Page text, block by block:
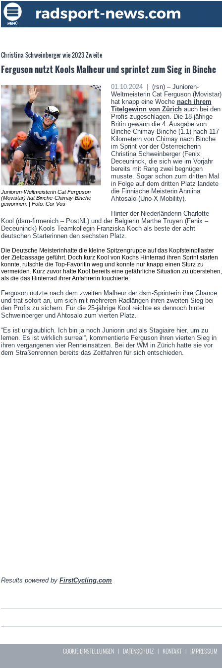
Christina Schweinberger wie 2023 Zweite
Ferguson nutzt Kools Malheur und sprintet zum Sieg in Binche
Junioren-Weltmeisterin Cat Ferguson
(Movistar) hat Binche-Chimay-Binche
gewonnen. | Foto: Cor Vos
01.10.2024 |
(rsn) – Junioren-
Weltmeisterin Cat Ferguson (Movistar)
hat knapp eine Woche nach ihrem
Titelgewinn von Zürichauch bei den
Profis zugeschlagen. Die 18-jährige
Britin gewann die 4. Ausgabe von
Binche-Chimay-Binche (1.1) nach 117
Kilometern von Chimay nach Binche
im Sprint vor der Österreicherin
Christina Schweinberger (Fenix
Deceuninck, die sich wie im Vorjahr
bereits mit Rang zwei begnügen
musste. Sogar schon zum dritten Mal
in Folge auf dem dritten Platz landete
die Finnische Meisterin Anniina
Ahtosalo (Uno-X Mobility).
Hinter der Niederländerin Charlotte
Kool (dsm-firmenich – PostNL) und der Belgierin Marthe Truyen (Fenix –
Deceuninck) Kools Teamkollegin Franziska Koch als beste der acht
deutschen Starterinnen den sechsten Platz.
Die Deutsche Meisterinhatte die kleine Spitzengruppe auf das Kopfsteinpflaster
der Zielpassage geführt. Doch kurz Kool von Kochs Hinterrad ihren Sprint starten
konnte, rutschte die Top-Favoritin weg und konnte nur knapp einen Sturz zu
vermeiden. Kurz zuvor hatte Kool bereits eine gefährliche Situation zu überstehen,
als die das Hinterrad ihrer Anfahrerin touchierte.
Ferguson nutzte nach dem zweiten Malheur der dsm-Sprinterin ihre Chance
und trat sofort an, um sich mit mehreren Radlängen ihren zweiten Sieg bei
den Profis zu sichern. Für die 25-jährige Kool reichte es dennoch hinter
Schweinberger und Ahtosalo zum vierten Platz.
“Es ist unglaublich. Ich bin ja noch Juniorin und als Stagiaire hier, um zu
lernen. Es ist wirklich surreal“, kommentierte Ferguson ihren vierten Sieg in
ihren vergangenen vier Renneinsätzen. Bei der WM in Zürich hatte sie vor
dem Straßenrennen bereits das Zeitfahren für sich entschieden.
Results powered by FirstCycling.com
COOKIE EINSTELLUNGEN | DATENSCHUTZ | KONTAKT| IMPRESSUM